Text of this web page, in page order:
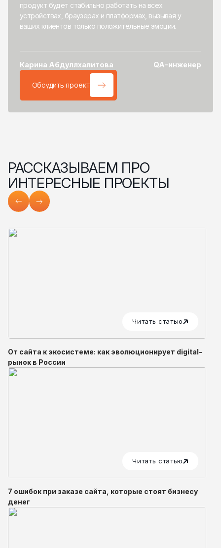
продукт будет стабильно работать на всех
устройствах, браузерах и платформах, вызывая у
ваших клиентов только положительные эмоции.
Карина Абдуллхалитова QA-инженер
Обсудить проект
РАССКАЗЫВАЕМ ПРО
ИНТЕРЕСНЫЕ ПРОЕКТЫ
Читать статью
От сайта к экосистеме: как эволюционирует digital-
рынок в России
Читать статью
7 ошибок при заказе сайта, которые стоят бизнесу
денег